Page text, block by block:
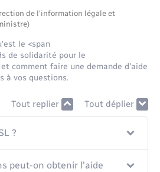
de l'information légale et
le <span
de solidarité pour le
comment faire une demande d'aide
à vos questions.
Tout replier Tout déplier
?
peut-on obtenir l'aide